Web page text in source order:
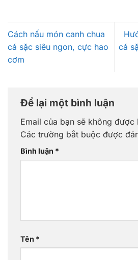
Cách nấu món canh chua
cá sặc siêu ngon, cực hao
cơm
cá
Để lại một bình luận
Email của bạn sẽ không được
Các trường bắt buộc được
Bình luận *
Tên *